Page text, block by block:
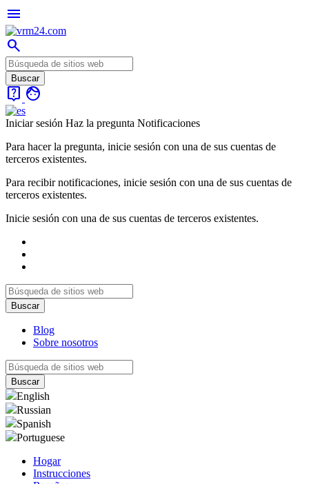
menu
search
live_help face
Iniciar sesión Haz la pregunta Notificaciones
Para hacer la pregunta, inicie sesión con una de sus cuentas de
terceros existentes.
Para recibir notificaciones, inicie sesión con una de sus cuentas de
terceros existentes.
Inicie sesión con una de sus cuentas de terceros existentes.
Blog
Sobre nosotros
English
Russian
Spanish
Portuguese
Hogar
Instrucciones